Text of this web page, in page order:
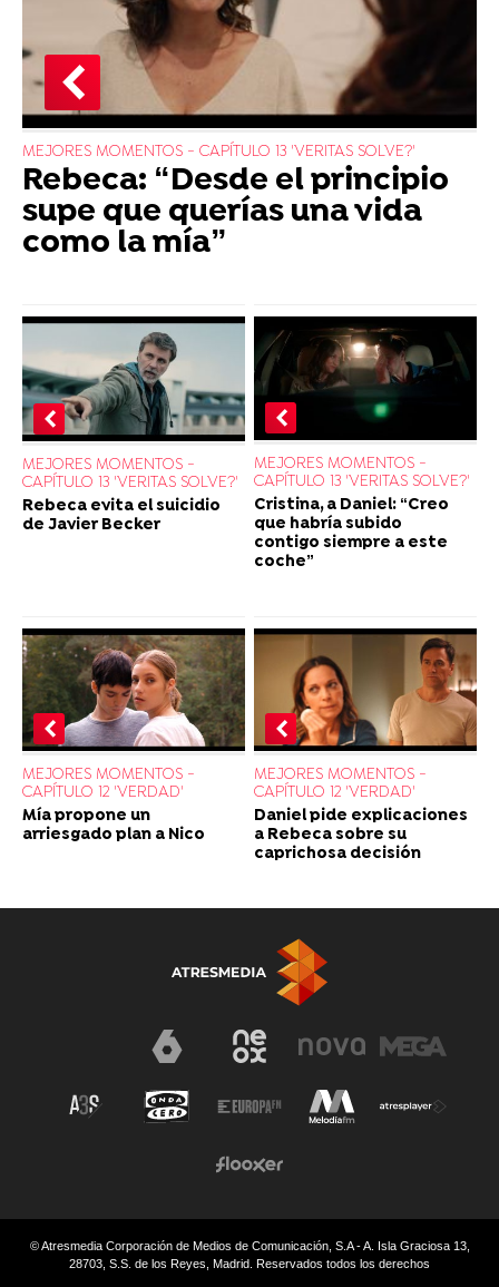
MEJORES MOMENTOS - CAPÍTULO 13 'VERITAS SOLVE?'
Rebeca: “Desde el principio
supe que querías una vida
como la mía”
MEJORES MOMENTOS -
CAPÍTULO 13 'VERITAS SOLVE?'
Rebeca evita el suicidio
de Javier Becker
MEJORES MOMENTOS -
CAPÍTULO 13 'VERITAS SOLVE?'
Cristina, a Daniel: “Creo
que habría subido
contigo siempre a este
coche”
MEJORES MOMENTOS -
CAPÍTULO 12 'VERDAD'
Mía propone un
arriesgado plan a Nico
MEJORES MOMENTOS -
CAPÍTULO 12 'VERDAD'
Daniel pide explicaciones
a Rebeca sobre su
caprichosa decisión
© Atresmedia Corporación de Medios de Comunicación, S.A - A. Isla Graciosa 13,
28703, S.S. de los Reyes, Madrid. Reservados todos los derechos